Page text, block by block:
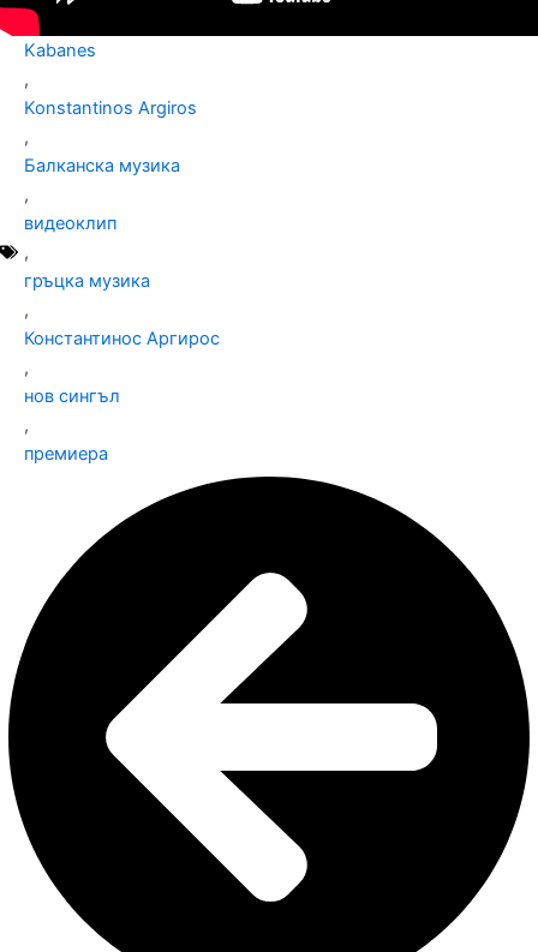
Kabanes
,
Konstantinos Argiros
,
Балканска музика
,
видеоклип
,
гръцка музика
,
Константинос Аргирос
,
нов сингъл
,
премиера